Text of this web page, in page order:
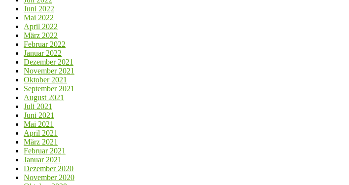
Juni 2022
Mai 2022
April 2022
März 2022
Februar 2022
Januar 2022
Dezember 2021
November 2021
Oktober 2021
September 2021
August 2021
Juli 2021
Juni 2021
Mai 2021
April 2021
März 2021
Februar 2021
Januar 2021
Dezember 2020
November 2020